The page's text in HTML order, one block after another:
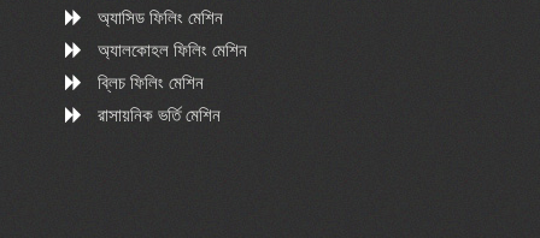
অ্যাসিড ফিলিং মেশিন
অ্যালকোহল ফিলিং মেশিন
ব্লিচ ফিলিং মেশিন
রাসায়নিক ভর্তি মেশিন